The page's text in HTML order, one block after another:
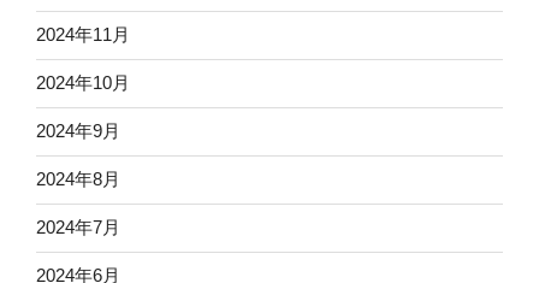
2024年11月
2024年10月
2024年9月
2024年8月
2024年7月
2024年6月